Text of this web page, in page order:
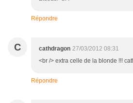
Répondre
C cathdragon 27/03/2012 08:31
<br /> extra celle de la blonde !!!
Répondre